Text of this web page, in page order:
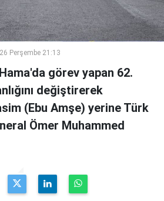
Perşembe 21:13
görev yapan 62.
değiştirerek
(Ebu Amşe) yerine Türk
Ömer Muhammed